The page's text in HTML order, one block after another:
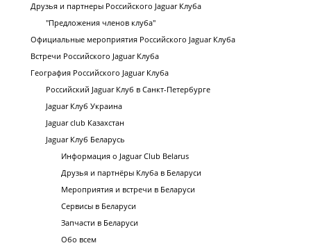
Друзья и партнеры Российского Jaguar Клуба
"Предложения членов клуба"
Официальные мероприятия Российского Jaguar Клуба
Встречи Российского Jaguar Клуба
География Российского Jaguar Клуба
Российский Jaguar Клуб в Санкт-Петербурге
Jaguar Клуб Украина
Jaguar club Казахстан
Jaguar Клуб Беларусь
Информация о Jaguar Club Belarus
Друзья и партнёры Клуба в Беларуси
Мероприятия и встречи в Беларуси
Сервисы в Беларуси
Запчасти в Беларуси
Обо всем